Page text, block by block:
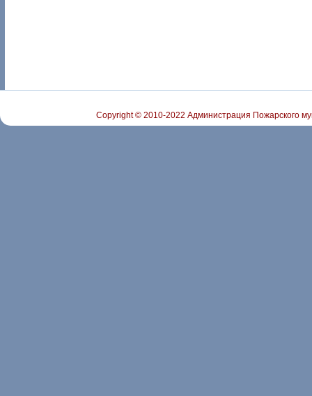
Copyright © 2010-2022 Администрация Пожарского